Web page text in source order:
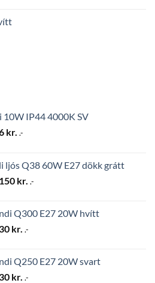
10W IP44 4000K SV
kr..
kr. Current
1.956 kr..
.-
ljós Q38 60W E27 dökk grátt
kr..
kr. Current
17.150 kr..
.-
Q300 E27 20W hvítt
kr..
kr. Current
9.030 kr..
.-
Q250 E27 20W svart
kr. Current
.-